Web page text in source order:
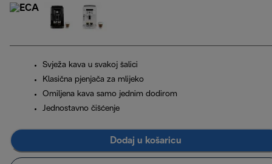
Svježa kava u svakoj šalici
Klasična pjenjača za mlijeko
Omiljena kava samo jednim dodirom
Jednostavno čišćenje
Dodaj u košaricu